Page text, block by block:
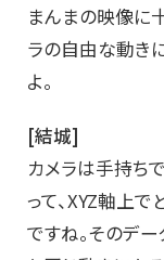
まんまの映像に
ラの自由な動き
よ。
[結城]
カメラは手持ち
って、XYZ軸上
ですね。そのデ